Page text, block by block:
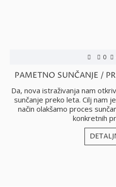
0
PAMETNO SUNČANJE /
Da, nova istraživanja nam
sunčanje preko leta. Cilj nam
način olakšamo proces
konkretnih